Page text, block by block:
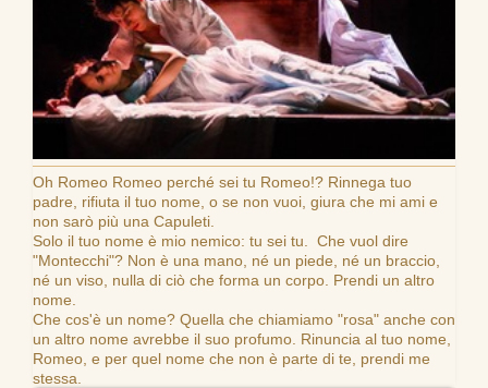
Oh Romeo Romeo perché sei tu Romeo!? Rinnega tuo
padre, rifiuta il tuo nome, o se non vuoi, giura che mi ami e
non sarò più una Capuleti.
Solo il tuo nome è mio nemico: tu sei tu. Che vuol dire
"Montecchi"? Non è una mano, né un piede, né un braccio,
né un viso, nulla di ciò che forma un corpo. Prendi un altro
nome.
Che cos'è un nome? Quella che chiamiamo "rosa" anche con
un altro nome avrebbe il suo profumo. Rinuncia al tuo nome,
Romeo, e per quel nome che non è parte di te, prendi me
stessa.